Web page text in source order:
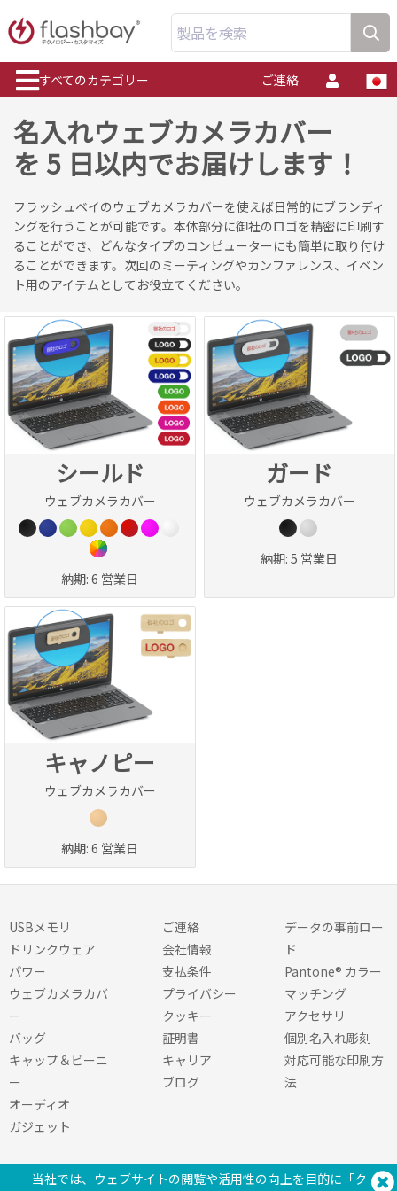
製品を検索
すべてのカテゴリー ご連絡
名入れウェブカメラカバー
を 5 日以内でお届けします！
フラッシュベイのウェブカメラカバーを使えば日常的にブランディ
ングを行うことが可能です。本体部分に御社のロゴを精密に印刷す
ることができ、どんなタイプのコンピューターにも簡単に取り付け
ることができます。次回のミーティングやカンファレンス、イベン
ト用のアイテムとしてお役立てください。
シールド
ウェブカメラカバー
納期: 6 営業日
ガード
ウェブカメラカバー
納期: 5 営業日
キャノピー
ウェブカメラカバー
納期: 6 営業日
USBメモリ
ドリンクウェア
パワー
ウェブカメラカバ
ー
バッグ
キャップ＆ビーニ
ー
オーディオ
ガジェット
ご連絡
会社情報
支払条件
プライバシー
クッキー
証明書
キャリア
ブログ
データの事前ロー
ド
Pantone® カラー
マッチング
アクセサリ
個別名入れ彫刻
対応可能な印刷方
法
当社では、ウェブサイトの閲覧や活用性の向上を目的に「ク